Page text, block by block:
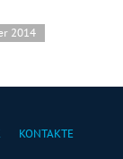
2014
KONTAKTE